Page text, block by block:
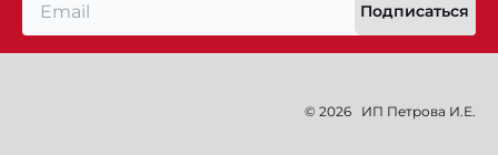
Подписаться
© 2026 ИП Петрова И.Е.